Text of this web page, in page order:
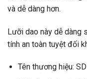
và dễ dàng hơn.
Lưỡi dao này dễ dàng
tính an toàn tuyệt đối
Tên thương hiệu: SDI